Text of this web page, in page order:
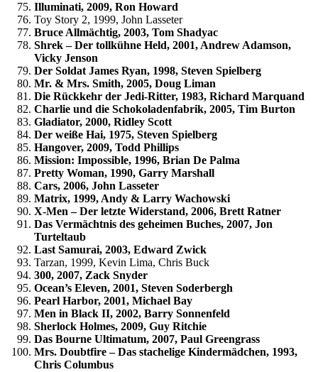
Illuminati, 2009, Ron Howard
Toy Story 2, 1999, John Lasseter
Bruce Allmächtig, 2003, Tom Shadyac
Shrek – Der tollkühne Held, 2001, Andrew Adamson,
Vicky Jenson
Der Soldat James Ryan, 1998, Steven Spielberg
Mr. & Mrs. Smith, 2005, Doug Liman
Die Rückkehr der Jedi-Ritter, 1983, Richard Marquand
Charlie und die Schokoladenfabrik, 2005, Tim Burton
Gladiator, 2000, Ridley Scott
Der weiße Hai, 1975, Steven Spielberg
Hangover, 2009, Todd Phillips
Mission: Impossible, 1996, Brian De Palma
Pretty Woman, 1990, Garry Marshall
Cars, 2006, John Lasseter
Matrix, 1999, Andy & Larry Wachowski
X-Men – Der letzte Widerstand, 2006, Brett Ratner
Das Vermächtnis des geheimen Buches, 2007, Jon
Turteltaub
Last Samurai, 2003, Edward Zwick
Tarzan, 1999, Kevin Lima, Chris Buck
300, 2007, Zack Snyder
Ocean’s Eleven, 2001, Steven Soderbergh
Pearl Harbor, 2001, Michael Bay
Men in Black II, 2002, Barry Sonnenfeld
Sherlock Holmes, 2009, Guy Ritchie
Das Bourne Ultimatum, 2007, Paul Greengrass
Mrs. Doubtfire – Das stachelige Kindermädchen, 1993,
Chris Columbus